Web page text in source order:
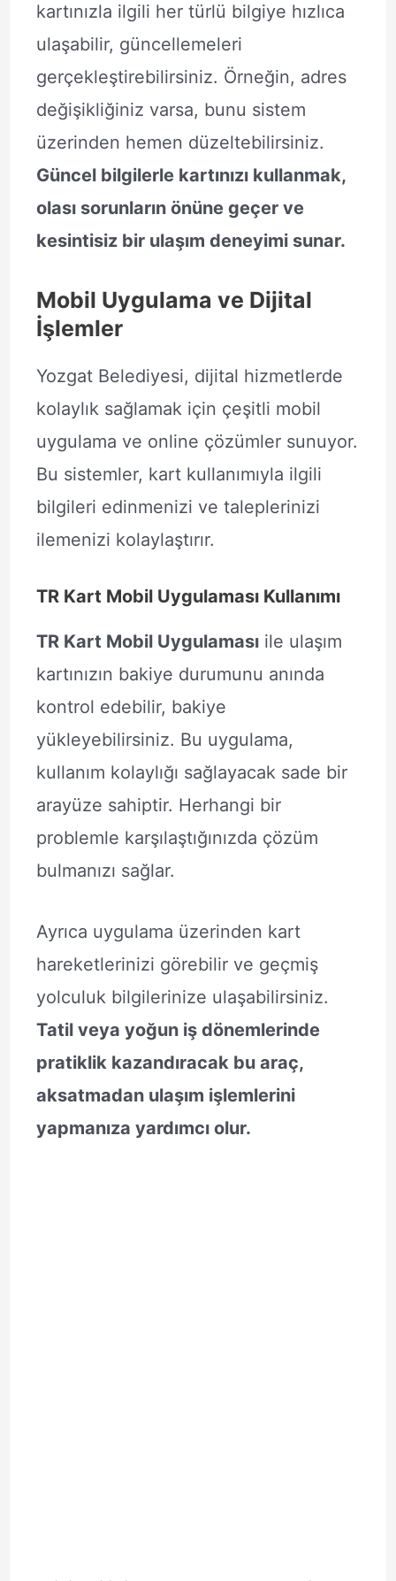
kartınızla ilgili her türlü bilgiye hızlıca
ulaşabilir, güncellemeleri
gerçekleştirebilirsiniz. Örneğin, adres
değişikliğiniz varsa, bunu sistem
üzerinden hemen düzeltebilirsiniz.
Güncel bilgilerle kartınızı kullanmak,
olası sorunların önüne geçer ve
kesintisiz bir ulaşım deneyimi sunar.
Mobil Uygulama ve Dijital
İşlemler
Yozgat Belediyesi, dijital hizmetlerde
kolaylık sağlamak için çeşitli mobil
uygulama ve online çözümler sunuyor.
Bu sistemler, kart kullanımıyla ilgili
bilgileri edinmenizi ve taleplerinizi
ilemenizi kolaylaştırır.
TR Kart Mobil Uygulaması Kullanımı
TR Kart Mobil Uygulamasıile ulaşım
kartınızın bakiye durumunu anında
kontrol edebilir, bakiye
yükleyebilirsiniz. Bu uygulama,
kullanım kolaylığı sağlayacak sade bir
arayüze sahiptir. Herhangi bir
problemle karşılaştığınızda çözüm
bulmanızı sağlar.
Ayrıca uygulama üzerinden kart
hareketlerinizi görebilir ve geçmiş
yolculuk bilgilerinize ulaşabilirsiniz.
Tatil veya yoğun iş dönemlerinde
pratiklik kazandıracak bu araç,
aksatmadan ulaşım işlemlerini
yapmanıza yardımcı olur.